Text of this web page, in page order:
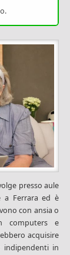
presso aule
a Ferrara ed è
con ansia o
computers e
acquisire
indipendenti in